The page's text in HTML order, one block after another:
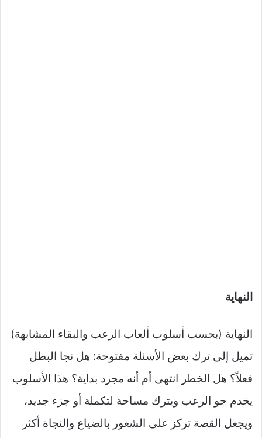
النهاية
النهاية (بحسب أسلوب ألعاب الرعب والبقاء المشابهة)
تميل إلى ترك بعض الأسئلة مفتوحة: هل نجا البطل
فعلاً؟ هل الخطر انتهى أم أنه مجرد بداية؟ هذا الأسلوب
يخدم جو الرعب ويترك مساحة لتكملة أو جزء جديد،
ويجعل القصة تركز على الشعور بالضياع والنجاة أكثر